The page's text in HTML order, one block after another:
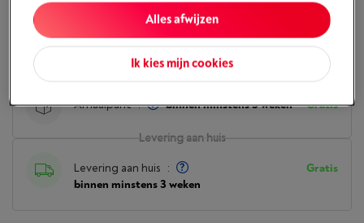
Levering aan huis
Levering aan huis :
binnen minstens 3 weken
Gratis
Haal je bestelling af in een van onze 70 winkels
binnen minstens 3 weken
Afhaalpunt : binnen minstens 3 weken Gratis
Ik kies mijn cookies
Alles afwijzen